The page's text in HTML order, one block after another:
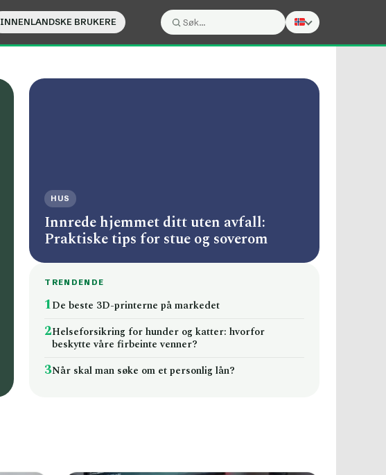
INNENLANDSKE BRUKERE
Søk:
Søk
HUS
Innrede hjemmet ditt uten avfall:
Praktiske tips for stue og soverom
TRENDENDE
1De beste 3D-printerne på markedet
2Helseforsikring for hunder og katter: hvorfor
beskytte våre firbeinte venner?
3Når skal man søke om et personlig lån?